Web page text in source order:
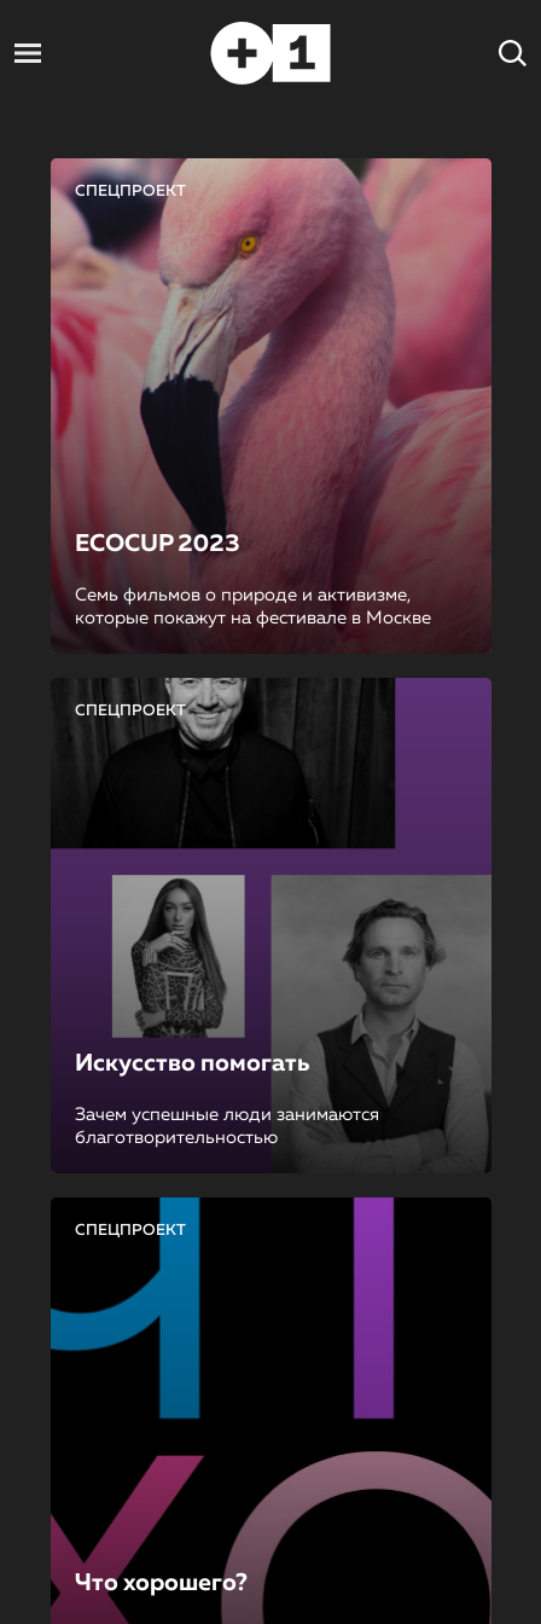
СПЕЦПРОЕКТ
ECOCUP 2023
Семь фильмов о природе и активизме,
которые покажут на фестивале в Москве
СПЕЦПРОЕКТ
Искусство помогать
Зачем успешные люди занимаются
благотворительностью
СПЕЦПРОЕКТ
Что хорошего?